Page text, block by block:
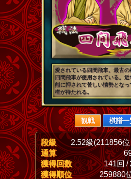
愛されている四間飛車。最古の
四間飛車が使用されている。
熊に押されて苦しい情勢とな
権が待たれる。
観戦 棋譜一
段級
2.52級(211856
通算
獲得回数
141回 /
獲得順位
259880